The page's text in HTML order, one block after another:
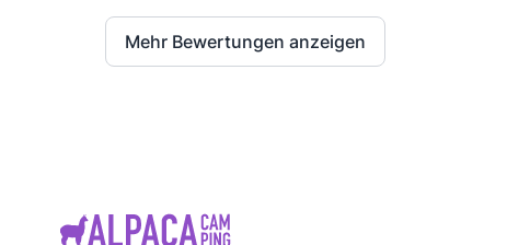
Mehr Bewertungen anzeigen